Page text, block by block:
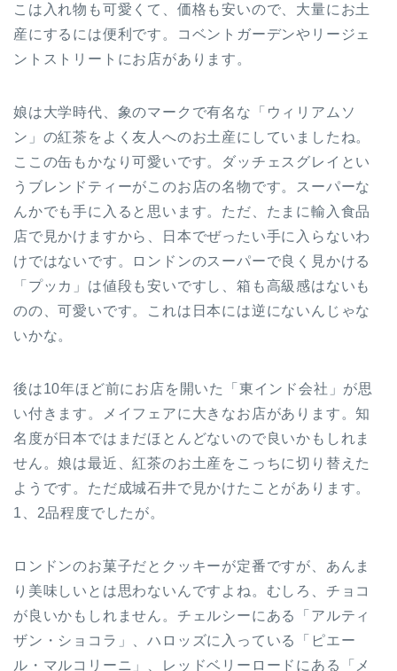
こは入れ物も可愛くて、価格も安いので、大量にお土
産にするには便利です。コベントガーデンやリージェ
ントストリートにお店があります。
娘は大学時代、象のマークで有名な「ウィリアムソ
ン」の紅茶をよく友人へのお土産にしていましたね。
ここの缶もかなり可愛いです。ダッチェスグレイとい
うブレンドティーがこのお店の名物です。スーパーな
んかでも手に入ると思います。ただ、たまに輸入食品
店で見かけますから、日本でぜったい手に入らないわ
けではないです。ロンドンのスーパーで良く見かける
「プッカ」は値段も安いですし、箱も高級感はないも
のの、可愛いです。これは日本には逆にないんじゃな
いかな。
後は10年ほど前にお店を開いた「東インド会社」が思
い付きます。メイフェアに大きなお店があります。知
名度が日本ではまだほとんどないので良いかもしれま
せん。娘は最近、紅茶のお土産をこっちに切り替えた
ようです。ただ成城石井で見かけたことがあります。
1、2品程度でしたが。
ロンドンのお菓子だとクッキーが定番ですが、あんま
り美味しいとは思わないんですよね。むしろ、チョコ
が良いかもしれません。チェルシーにある「アルティ
ザン・ショコラ」、ハロッズに入っている「ピエー
ル・マルコリーニ」、レッドベリーロードにある「メ